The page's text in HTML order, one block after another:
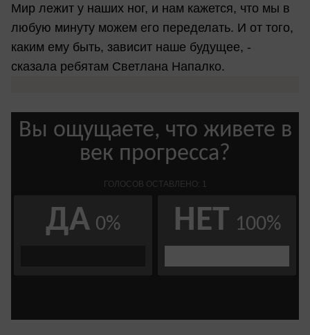
Мир лежит у наших ног, и нам кажется, что мы в
любую минуту можем его переделать. И от того,
каким ему быть, зависит наше будущее, -
сказала ребятам Светлана Напалко.